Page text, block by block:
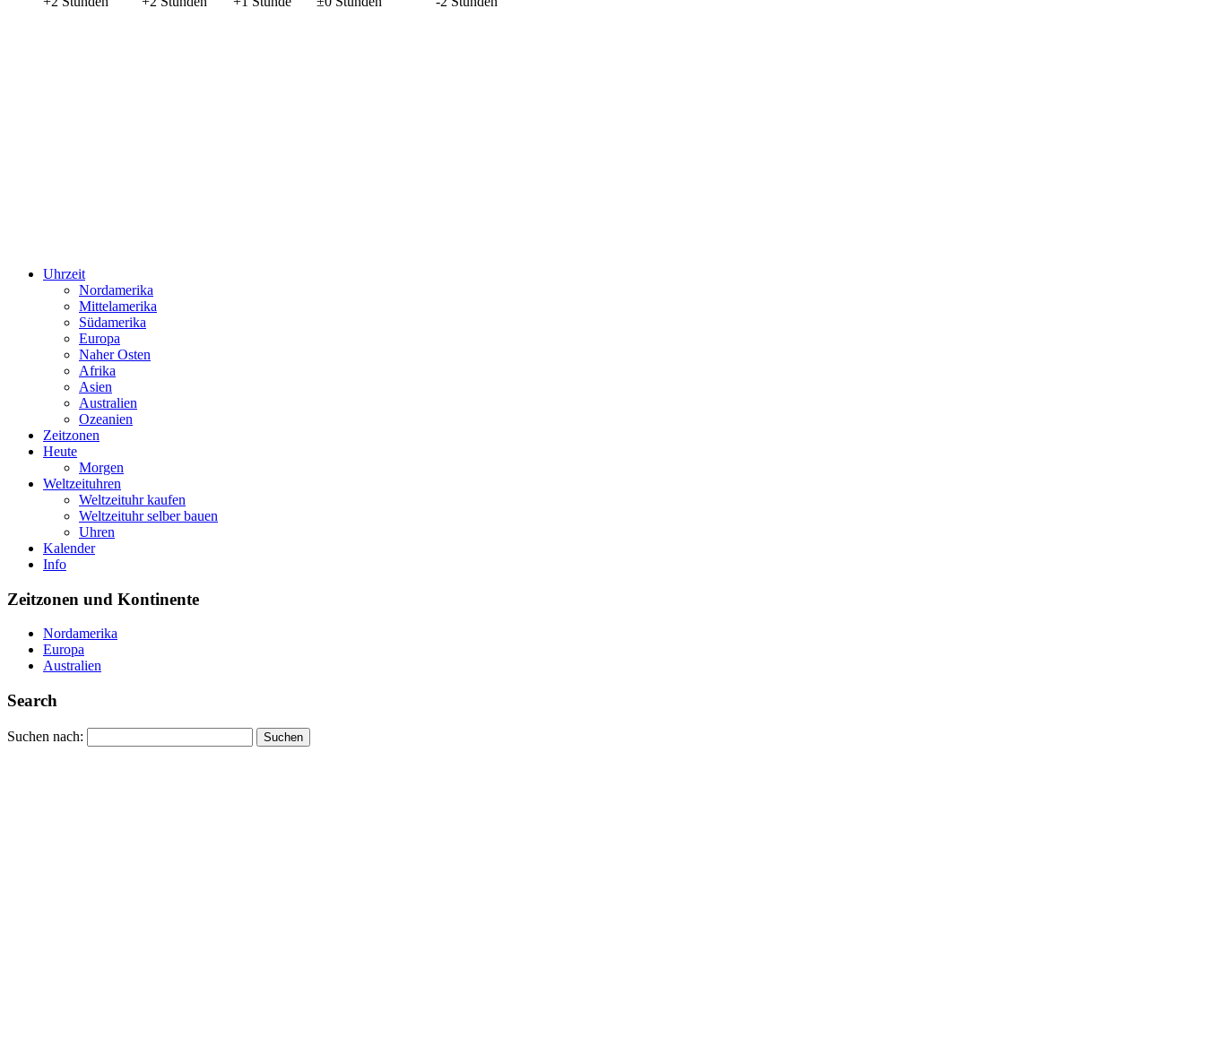
Uhrzeit
Nordamerika
Mittelamerika
Südamerika
Europa
Naher Osten
Afrika
Asien
Australien
Ozeanien
Zeitzonen
Heute
Morgen
Weltzeituhren
Weltzeituhr kaufen
Weltzeituhr selber bauen
Uhren
Kalender
Info
Zeitzonen und Kontinente
Nordamerika
Europa
Australien
Search
Suchen nach: